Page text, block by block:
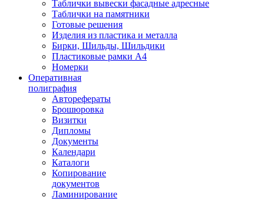
Таблички вывески фасадные адресные
Таблички на памятники
Готовые решения
Изделия из пластика и металла
Бирки, Шильды, Шильдики
Пластиковые рамки А4
Номерки
Оперативная
полиграфия
Авторефераты
Брошюровка
Визитки
Дипломы
Документы
Календари
Каталоги
Копирование
документов
Ламинирование